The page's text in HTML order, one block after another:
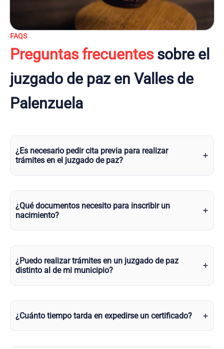
FAQS
Preguntas frecuentessobre el
juzgado de paz en Valles de
Palenzuela
¿Es necesario pedir cita previa para realizar
trámites en el juzgado de paz?
¿Qué documentos necesito para inscribir un
nacimiento?
¿Puedo realizar trámites en un juzgado de paz
distinto al de mi municipio?
¿Cuánto tiempo tarda en expedirse un certificado?